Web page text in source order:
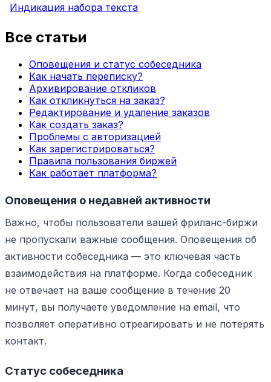
Индикация набора текста
Все статьи
Оповещения и статус собеседника
Как начать переписку?
Архивирование откликов
Как откликнуться на заказ?
Редактирование и удаление заказов
Как создать заказ?
Проблемы с авторизацией
Как зарегистрироваться?
Правила пользования биржей
Как работает платформа?
Оповещения о недавней активности
Важно, чтобы пользователи вашей фриланс-биржи
не пропускали важные сообщения. Оповещения об
активности собеседника — это ключевая часть
взаимодействия на платформе. Когда собеседник
не отвечает на ваше сообщение в течение 20
минут, вы получаете уведомление на email, что
позволяет оперативно отреагировать и не потерять
контакт.
Статус собеседника